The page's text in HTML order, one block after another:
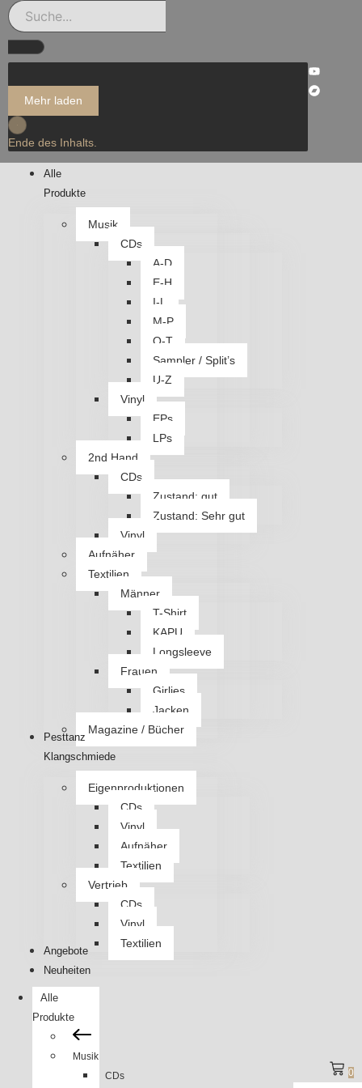
Mehr laden
Ende des Inhalts.
Alle
Produkte
Musik
CDs
A-D
E-H
I-L
M-P
Q-T
Sampler / Split’s
U-Z
Vinyl
EPs
LPs
2nd Hand
CDs
Zustand: gut
Zustand: Sehr gut
Vinyl
Aufnäher
Textilien
Männer
T-Shirt
KAPU
Longsleeve
Frauen
Girlies
Jacken
Magazine / Bücher
Pesttanz
Klangschmiede
Eigenproduktionen
CDs
Vinyl
Aufnäher
Textilien
Vertrieb
CDs
Vinyl
Textilien
Angebote
Neuheiten
Alle
Produkte
Musik
CDs
0